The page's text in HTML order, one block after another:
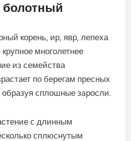
корень, ир, явр, лепеха
многолетнее
из семейства
по берегам пресных
сплошные зaросли.
с длинным
сплюснутым